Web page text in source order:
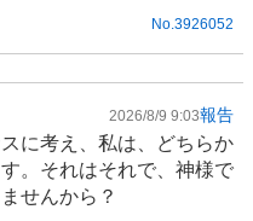
No. 3926052
2026/8/9 9:03報告
に考え、私は、どちらか
。それはそれで、神様で
せんから？